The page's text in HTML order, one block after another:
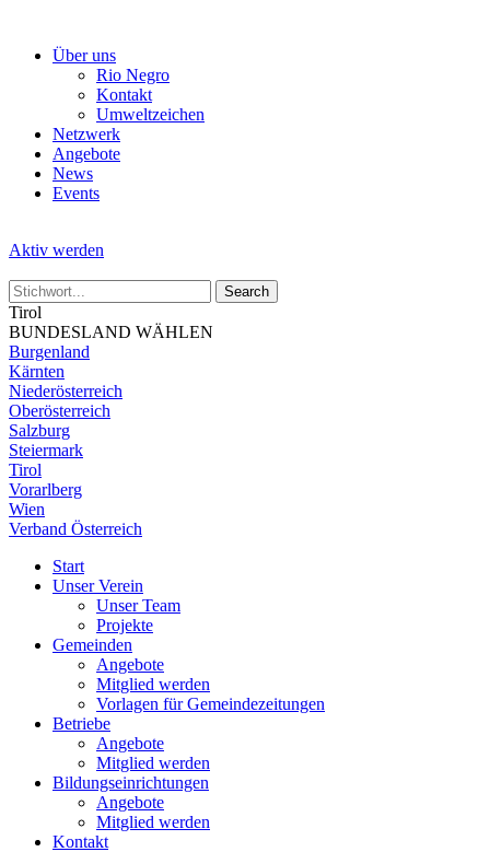
Über uns
Rio Negro
Kontakt
Umweltzeichen
Netzwerk
Angebote
News
Events
Aktiv werden
Tirol
BUNDESLAND WÄHLEN
Burgenland
Kärnten
Niederösterreich
Oberösterreich
Salzburg
Steiermark
Tirol
Vorarlberg
Wien
Verband Österreich
Start
Unser Verein
Unser Team
Projekte
Gemeinden
Angebote
Mitglied werden
Vorlagen für Gemeindezeitungen
Betriebe
Angebote
Mitglied werden
Bildungseinrichtungen
Angebote
Mitglied werden
Kontakt